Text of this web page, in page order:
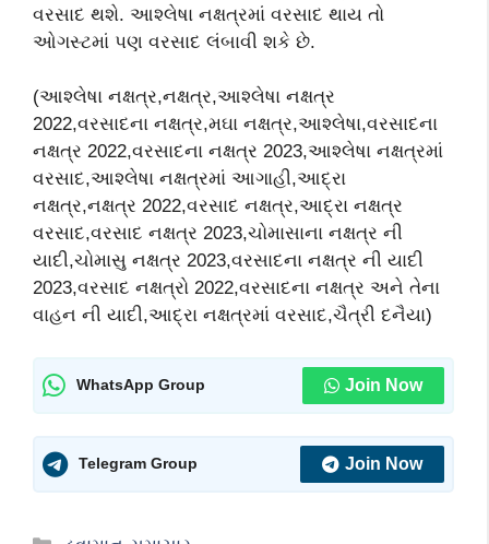
વરસાદ થશે. આશ્લેષા નક્ષત્રમાં વરસાદ થાય તો
ઓગસ્ટમાં પણ વરસાદ લંબાવી શકે છે. ​
(આશ્લેષા નક્ષત્ર,નક્ષત્ર,આશ્લેષા નક્ષત્ર
2022,વરસાદના નક્ષત્ર,મઘા નક્ષત્ર,આશ્લેષા,વરસાદના
નક્ષત્ર 2022,વરસાદના નક્ષત્ર 2023,આશ્લેષા નક્ષત્રમાં
વરસાદ,આશ્લેષા નક્ષત્રમાં આગાહી,આદ્રા
નક્ષત્ર,નક્ષત્ર 2022,વરસાદ નક્ષત્ર,આદ્રા નક્ષત્ર
વરસાદ,વરસાદ નક્ષત્ર 2023,ચોમાસાના નક્ષત્ર ની
યાદી,ચોમાસુ નક્ષત્ર 2023,વરસાદના નક્ષત્ર ની યાદી
2023,વરસાદ નક્ષત્રો 2022,વરસાદના નક્ષત્ર અને તેના
વાહન ની યાદી,આદ્રા નક્ષત્રમાં વરસાદ,ચૈત્રી દનૈયા)
WhatsApp Group Join Now
Telegram Group Join Now